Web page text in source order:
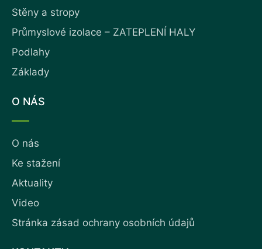
Stěny a stropy
Průmyslové izolace – ZATEPLENÍ HALY
Podlahy
Základy
O NÁS
O nás
Ke stažení
Aktuality
Video
Stránka zásad ochrany osobních údajů